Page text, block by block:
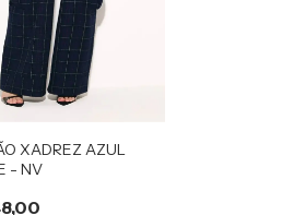
XADREZ AZUL
- NV